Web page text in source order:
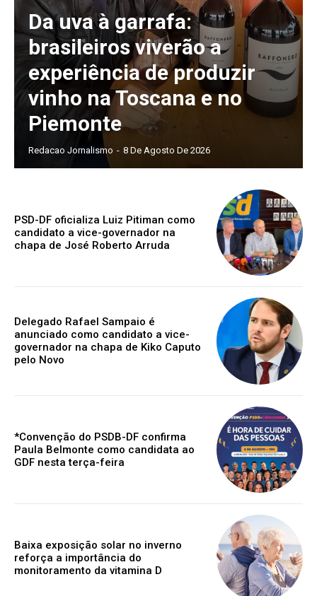
Da uva à garrafa:
brasileiros viverão a
experiência de produzir
vinho na Toscana e no
Piemonte
Redacao Jornalismo - 8 De Agosto De 2026
PSD-DF oficializa Luiz Pitiman como
candidato a vice-governador na
chapa de José Roberto Arruda
Delegado Rafael Sampaio é
anunciado como candidato a vice-
governador na chapa de Kiko Caputo
pelo Novo
*Convenção do PSDB-DF confirma
Paula Belmonte como candidata ao
GDF nesta terça-feira
Baixa exposição solar no inverno
reforça a importância do
monitoramento da vitamina D